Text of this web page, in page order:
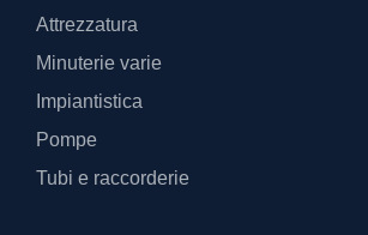
Attrezzatura
Minuterie varie
Impiantistica
Pompe
Tubi e raccorderie